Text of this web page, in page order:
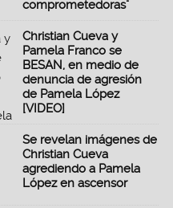
comprometedoras"
Christian Cueva y
Pamela Franco se
BESAN, en medio de
denuncia de agresión
de Pamela López
[VIDEO]
Se revelan imágenes de
Christian Cueva
agrediendo a Pamela
López en ascensor